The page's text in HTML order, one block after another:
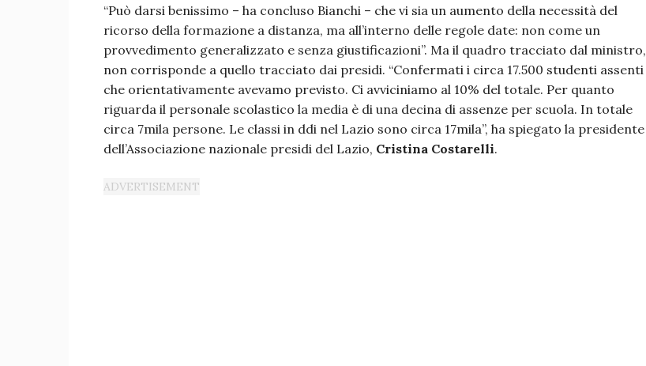
“Può darsi benissimo – ha concluso Bianchi – che vi sia un aumento della necessità del
ricorso della formazione a distanza, ma all’interno delle regole date: non come un
provvedimento generalizzato e senza giustificazioni”. Ma il quadro tracciato dal ministro,
non corrisponde a quello tracciato dai presidi. “Confermati i circa 17.500 studenti assenti
che orientativamente avevamo previsto. Ci avviciniamo al 10% del totale. Per quanto
riguarda il personale scolastico la media è di una decina di assenze per scuola. In totale
circa 7mila persone. Le classi in ddi nel Lazio sono circa 17mila”, ha spiegato la presidente
dell’Associazione nazionale presidi del Lazio, Cristina Costarelli.